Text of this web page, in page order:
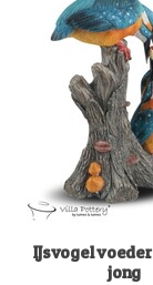
IJsvogel
jong